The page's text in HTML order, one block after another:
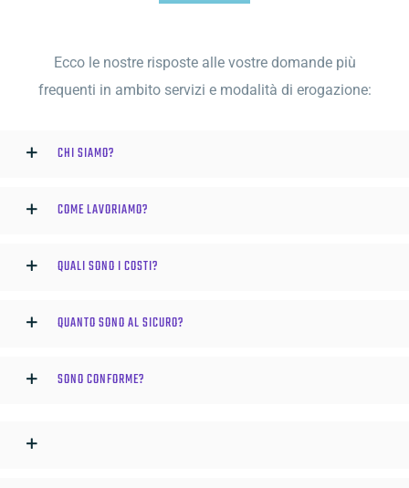
Ecco le nostre risposte alle vostre domande più
frequenti in ambito servizi e modalità di erogazione:
CHI SIAMO?
COME LAVORIAMO?
QUALI SONO I COSTI?
QUANTO SONO AL SICURO?
SONO CONFORME?